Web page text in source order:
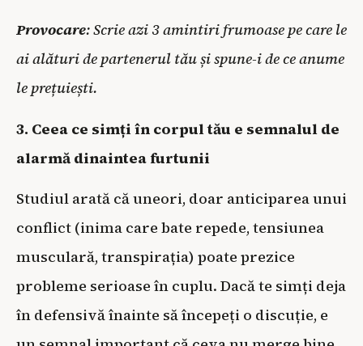
Provocare: Scrie azi 3 amintiri frumoase pe care le
ai alături de partenerul tău și spune-i de ce anume
le prețuiești.
3. Ceea ce simți în corpul tău e semnalul de
alarmă dinaintea furtunii
Studiul arată că uneori, doar anticiparea unui
conflict (inima care bate repede, tensiunea
musculară, transpirația) poate prezice
probleme serioase în cuplu. Dacă te simți deja
în defensivă înainte să începeți o discuție, e